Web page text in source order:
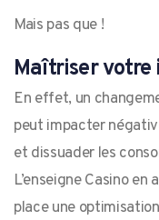
Mais pas que !
Maîtriser votre
En effet, un
peut impacter
et dissuader les
L’enseigne Casino en
place une